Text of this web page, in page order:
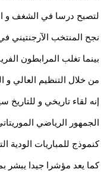
لتصبح درسا في الشغف و
نجح المنتخب الآرجنتيني في
بينما تغلب المرابطون
من خلال التنظيم العالي و
إنه لقاء تاريخي و
الجمهور الرياضي
كنموذج للمباريات الودية
كما يعد مؤشرا جيدا يبشر